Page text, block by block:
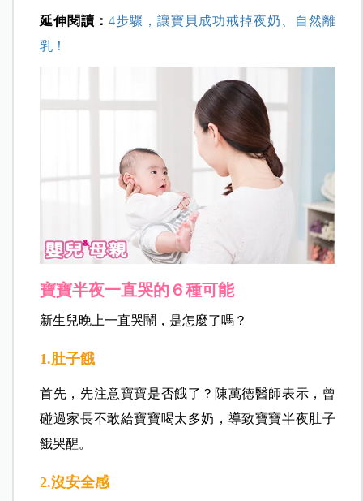
延伸閱讀：4步驟，讓寶貝成功戒掉夜奶、自然離
乳！
寶寶半夜一直哭的６種可能
新生兒晚上一直哭鬧，是怎麼了嗎？
1.肚子餓
首先，先注意寶寶是否餓了？陳萬德醫師表示，曾
碰過家長不敢給寶寶喝太多奶，導致寶寶半夜肚子
餓哭醒。
2.沒安全感